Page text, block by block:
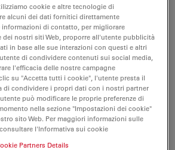
540Q biotin msds en
PDF, 177 KB
540Q DOPE msds de
PDF, 198 KB
cookie e altre tecnologie di
alcuni dei dati fornitici direttamente
di contatto, per migliorare
dei nostri siti Web, proporre all'utente pubblicità
in base alle sue interazioni con questi e altri
di condividere contenuti sui social media,
l'efficacia delle nostre campagne
su "Accetta tutti i cookie", l'utente presta il
di condividere i propri dati con i nostri partner
può modificare le proprie preferenze di
nella sezione "Impostazioni dei cookie"
sito Web. Per maggiori informazioni sulle
l'Informativa sui cookie
Partners Details